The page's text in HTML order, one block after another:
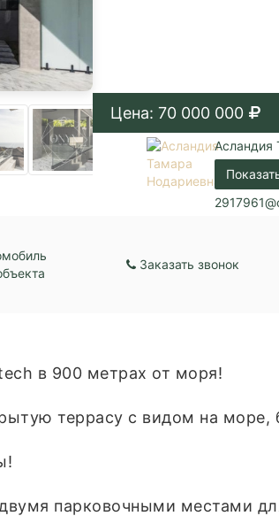
Цена: 70 000 000
Асландия
Заказать звонок
в 900 метрах от моря!
террасу с видом на
парковочными местами